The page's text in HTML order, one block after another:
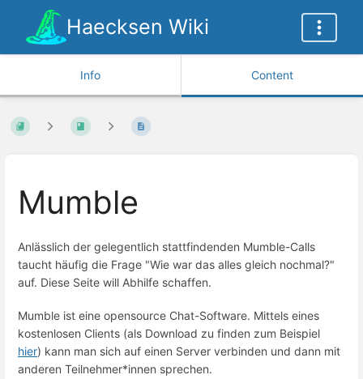
Haecksen Wiki
Info Content
Mumble
Anlässlich der gelegentlich stattfindenden Mumble-Calls
taucht häufig die Frage "Wie war das alles gleich nochmal?"
auf. Diese Seite will Abhilfe schaffen.
Mumble ist eine opensource Chat-Software. Mittels eines
kostenlosen Clients (als Download zu finden zum Beispiel
hier) kann man sich auf einen Server verbinden und dann mit
anderen Teilnehmer*innen sprechen.